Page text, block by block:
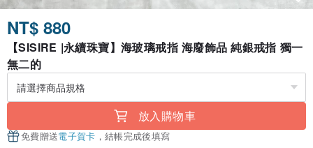
NT$ 880
【SISIRE |永續珠寶】海玻璃戒指 海廢飾品 純銀戒指 獨一
無二的
放入購物車
免費贈送電子賀卡 ，結帳完成後填寫